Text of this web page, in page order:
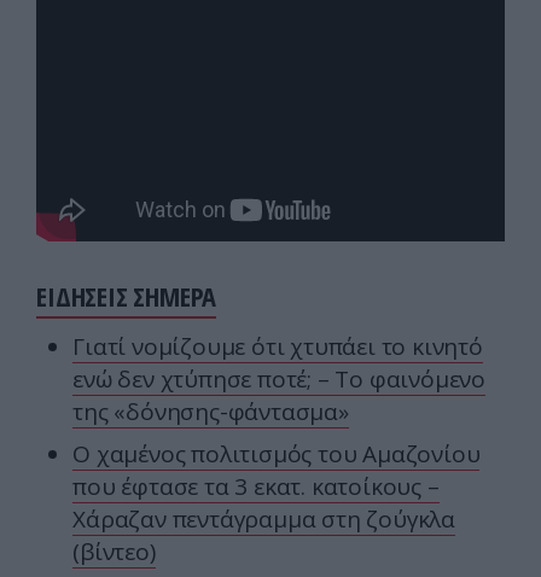
ΕΙΔΗΣΕΙΣ ΣΗΜΕΡΑ
Γιατί νομίζουμε ότι χτυπάει το κινητό
ενώ δεν χτύπησε ποτέ; – Το φαινόμενο
της «δόνησης-φάντασμα»
Ο χαμένος πολιτισμός του Αμαζονίου
που έφτασε τα 3 εκατ. κατοίκους –
Χάραζαν πεντάγραμμα στη ζούγκλα
(βίντεο)